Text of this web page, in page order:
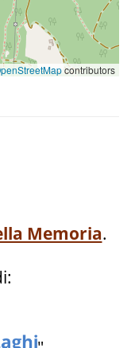
contributors
Memoria.